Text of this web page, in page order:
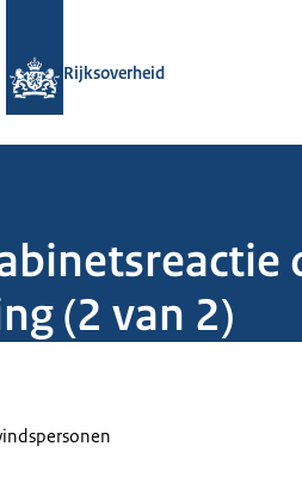
Rijksoverheid
(2 van 2)